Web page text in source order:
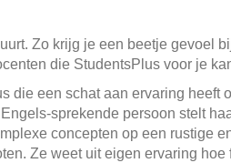
Zo krijg je een beetje gevoel
die StudentsPlus voor je
die een schat aan ervaring heeft
sprekende persoon stelt
concepten op een rustige
Ze weet uit eigen ervaring